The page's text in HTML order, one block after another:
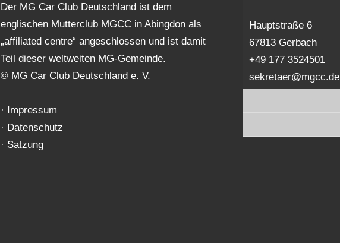
Der MG Car Club Deutschland ist dem
englischen Mutterclub MGCC in Abingdon als
„affiliated centre“ angeschlossen und ist damit
Teil dieser weltweiten MG-Gemeinde.
© MG Car Club Deutschland e. V.
· Impressum
· Datenschutz
· Satzung
Hauptstraße 6
67813 Gerbach
+49 177 3524501
sekretaer@mgcc.de